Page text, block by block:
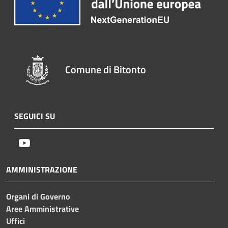
Comune di Bitonto
SEGUICI SU
AMMINISTRAZIONE
Organi di Governo
Aree Amministrative
Uffici